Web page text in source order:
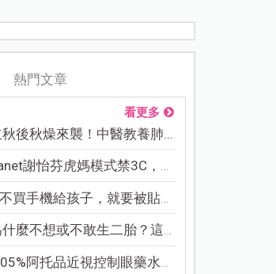
熱門文章
看更多
秋後秋燥來襲！中醫教養肺...
謝怡芬虎媽模式禁3C，看...
不買手機給孩子，就要被貼「...
麼不想或不敢生二胎？這8...
阿托品近視控制眼藥水納...